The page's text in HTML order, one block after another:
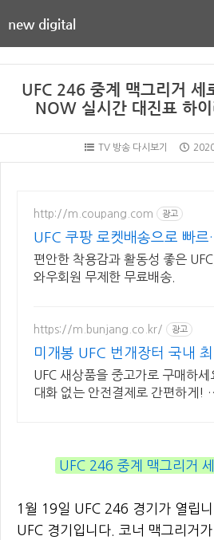
new digital
UFC 246 중계 맥그리거 세
NOW 실시간 대진표 하이
TV 방송 다시보기
http://m.coupang.com 광고
UFC 쿠팡 로켓배송으로 빠르
준비
편안한 착용감과 활동성 좋은 UFC,
와우회원 무제한 무료배송.
https://m.bunjang.co.kr/ 광고
미개봉 UFC 번개장터 국내
브랜드 중고거래
UFC 새상품을 중고가로 구매하세
대화 없는 안전결제로 간편하게!
UFC 246 중계 맥그리거
1월 19일 UFC 246 경기가 열립
UFC 경기입니다. 코너 맥그리거